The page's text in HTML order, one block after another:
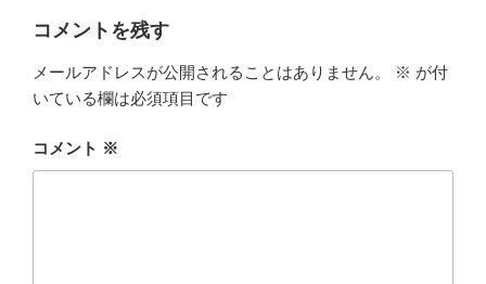
コメントを残す
メールアドレスが公開されることはありません。 ※ が付
いている欄は必須項目です
コメント ※